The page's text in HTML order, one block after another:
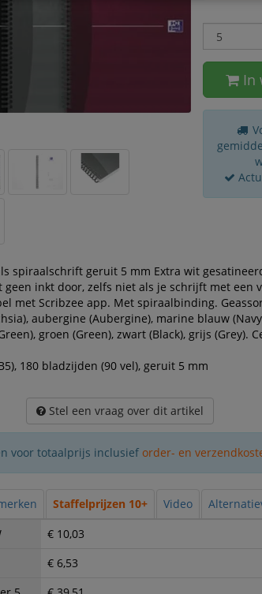
In
spiraalschrift geruit 5 mm Extra wit
geen inkt door, zelfs niet als je schrijft met een
met Scribzee app. Met spiraalbinding.
aubergine (Aubergine), marine blauw
groen (Green), zwart (Black), grijs (Grey).
180 bladzijden (90 vel), geruit 5 mm
Stel een vraag over dit artikel
voor totaalprijs inclusief order- en
Staffelprijzen 10+ Video
€ 10,03
€ 6,53